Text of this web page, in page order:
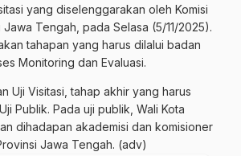
yang diselenggarakan oleh Komisi
Tengah, pada Selasa (5/11/2025).
tahapan yang harus dilalui badan
Monitoring dan Evaluasi.
Uji Visitasi, tahap akhir yang harus
Publik. Pada uji publik, Wali Kota
dihadapan akademisi dan komisioner
Jawa Tengah. (adv)